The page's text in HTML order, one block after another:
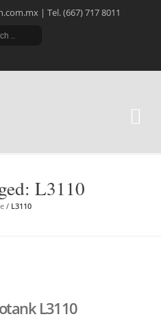
| Tel. (667) 717 8011
L3110
/ L3110
L3110